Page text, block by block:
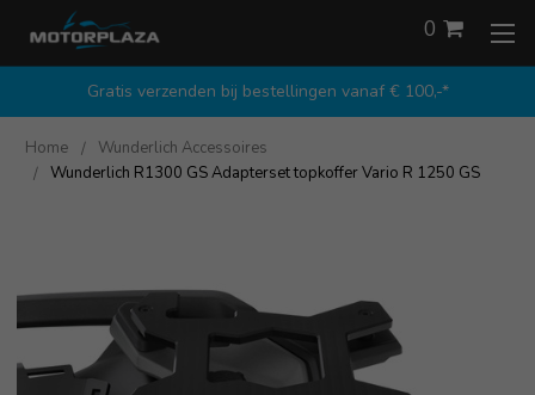
Gratis verzenden bij bestellingen vanaf € 100,-*
0
Home
Wunderlich Accessoires
Wunderlich R1300 GS Adapterset topkoffer Vario R 1250 GS